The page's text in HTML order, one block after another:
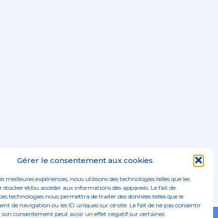
Gérer le consentement aux cookies
meilleures expériences, nous utilisons des technologies telles que les
stocker et/ou accéder aux informations des appareils. Le fait de
technologies nous permettra de traiter des données telles que le
de navigation ou les ID uniques sur ce site. Le fait de ne pas consentir
son consentement peut avoir un effet négatif sur certaines